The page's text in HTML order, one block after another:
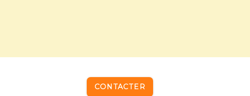
CONTACTER